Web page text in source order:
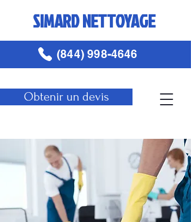
SIMARD NETTOYAGE
Obtenir un devis
(844) 998-4646